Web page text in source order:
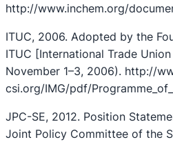
http://www.inchem.org/
ITUC, 2006. Adopted by the
ITUC [International Trade
November 1–3, 2006). http://
csi.org/IMG/pdf/
JPC-SE, 2012. Position
Joint Policy Committee of the